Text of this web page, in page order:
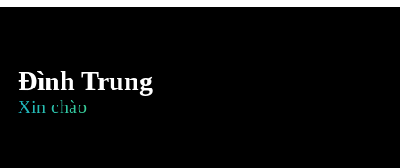
Đình Trung
Xin chào